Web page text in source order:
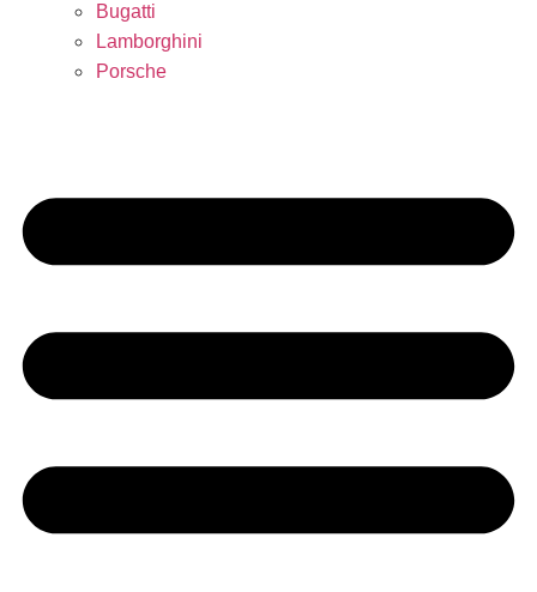
Bugatti
Lamborghini
Porsche